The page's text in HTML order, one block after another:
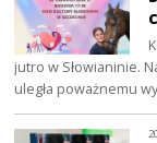
jutro w Słowianinie.
uległa poważnemu